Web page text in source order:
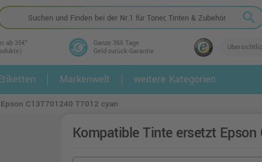
search
ab 35€¹
Ganze 365 Tage
Geld-zurück-Garantie
2.
Markenwelt weitere Kategorien
C13T701240 T7012 cyan
Kompatible Tinte ersetzt